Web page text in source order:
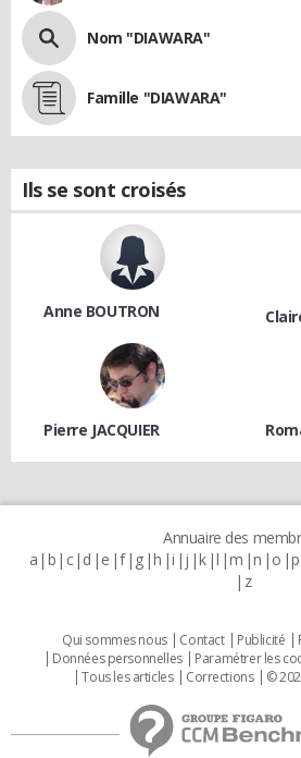
Nom "DIAWARA"
Famille "DIAWARA"
Ils se sont croisés
Anne BOUTRON
Pierre JACQUIER
Annuaire des
a b c d e f g h i j k l m n o p
z
Qui sommes nous Contact Publicité
Données personnelles
Paramétrer les
Tous les articles
Corrections ©